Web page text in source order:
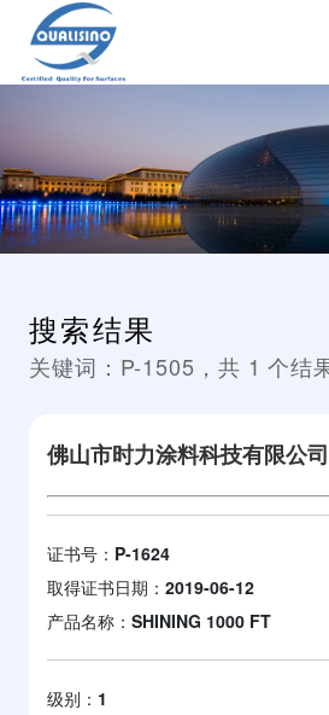
搜索结果
关键词： P-1505 ，共 1 个结
佛山市时力涂料科技有限公司
证书号： P-1624
取得证书日期： 2019-06-12
产品名称： SHINING 1000 FT
级别： 1